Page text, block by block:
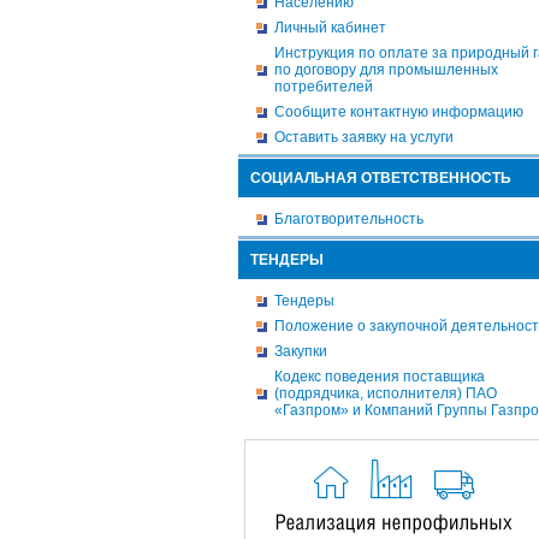
Личный кабинет
Инструкция по оплате за природный
по договору для промышленных
потребителей
Сообщите контактную информацию
Оставить заявку на услуги
СОЦИАЛЬНАЯ ОТВЕТСТВЕННОСТЬ
Благотворительность
ТЕНДЕРЫ
Тендеры
Положение о закупочной
Закупки
Кодекс поведения поставщика
(подрядчика, исполнителя) ПАО
«Газпром» и Компаний Группы